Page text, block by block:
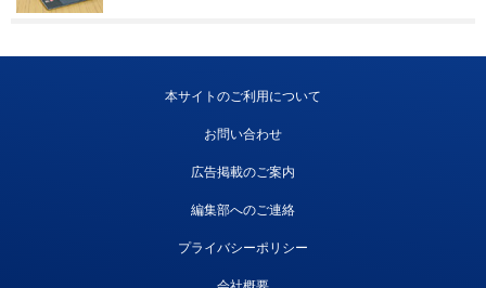
本サイトのご利用について
お問い合わせ
広告掲載のご案内
編集部へのご連絡
プライバシーポリシー